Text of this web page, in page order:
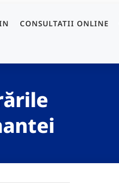
CONSULTATII ONLINE